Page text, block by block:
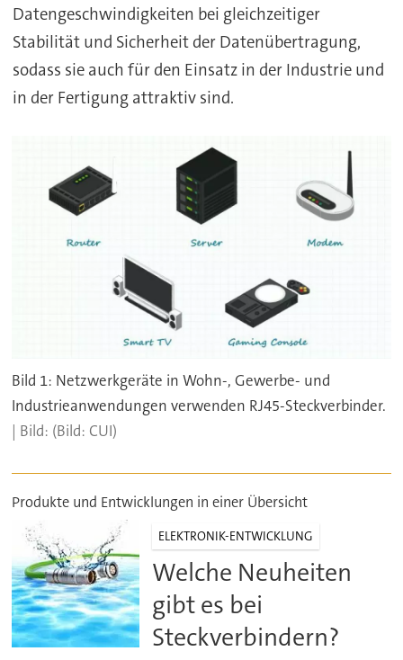
Datengeschwindigkeiten bei gleichzeitiger
Stabilität und Sicherheit der Datenübertragung,
sodass sie auch für den Einsatz in der Industrie und
in der Fertigung attraktiv sind.
Bild 1: Netzwerkgeräte in Wohn-, Gewerbe- und
Industrieanwendungen verwenden RJ45-Steckverbinder.
(Bild: CUI)
Produkte und Entwicklungen in einer Übersicht
ELEKTRONIK-ENTWICKLUNG
Welche Neuheiten
gibt es bei
Steckverbindern?